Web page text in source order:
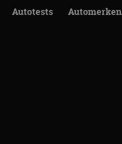
Autotests Automerken